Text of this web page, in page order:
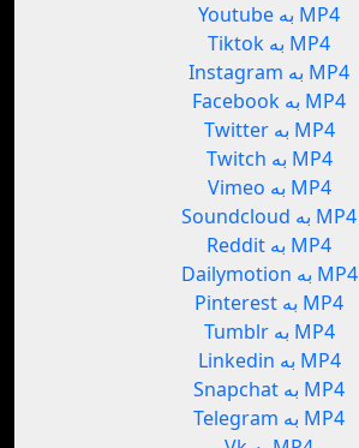
Youtube به MP4
Tiktok به MP4
Instagram به MP4
Facebook به MP4
Twitter به MP4
Twitch به MP4
Vimeo به MP4
Soundcloud به MP4
Reddit به MP4
Dailymotion به MP4
Pinterest به MP4
Tumblr به MP4
Linkedin به MP4
Snapchat به MP4
Telegram به MP4